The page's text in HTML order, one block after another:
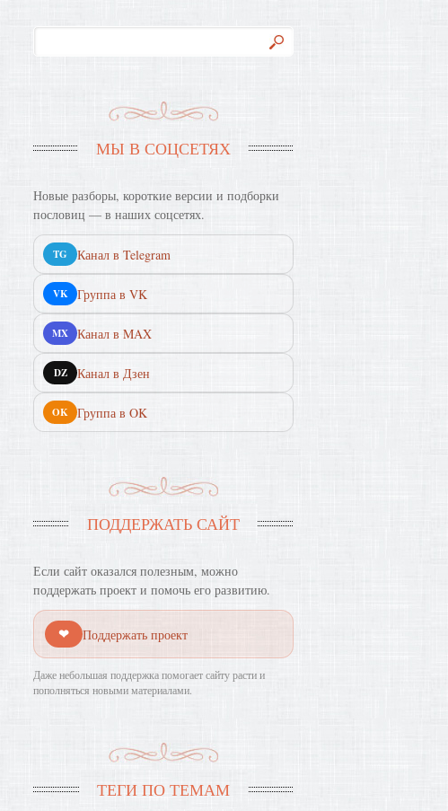
МЫ В СОЦСЕТЯХ
Новые разборы, короткие версии и подборки
пословиц — в наших соцсетях.
TG Канал в Telegram
VK Группа в VK
MX Канал в MAX
DZ Канал в Дзен
OK Группа в OK
ПОДДЕРЖАТЬ САЙТ
Если сайт оказался полезным, можно
поддержать проект и помочь его развитию.
❤ Поддержать проект
Даже небольшая поддержка помогает сайту расти и
пополняться новыми материалами.
ТЕГИ ПО ТЕМАМ